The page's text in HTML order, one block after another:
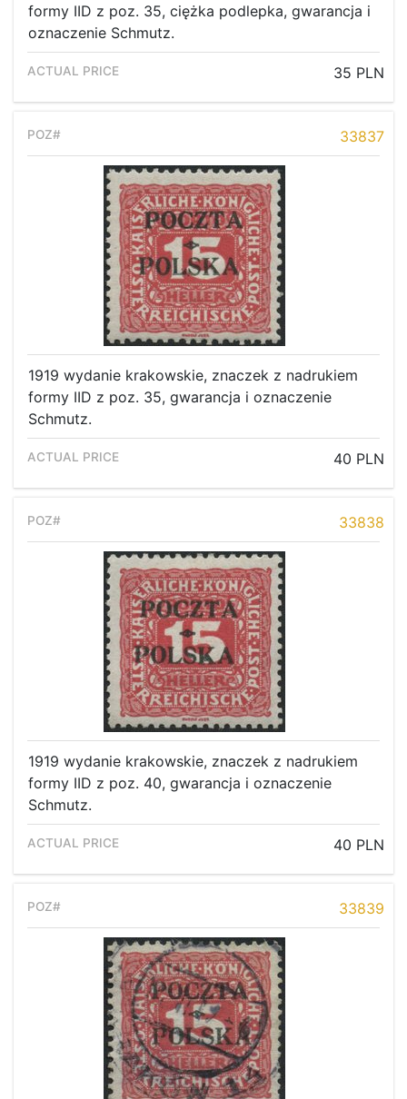
formy IID z poz. 35, ciężka podlepka, gwarancja i
oznaczenie Schmutz.
35 PLN
33837
1919 wydanie krakowskie, znaczek z nadrukiem
formy IID z poz. 35, gwarancja i oznaczenie
Schmutz.
40 PLN
33838
1919 wydanie krakowskie, znaczek z nadrukiem
formy IID z poz. 40, gwarancja i oznaczenie
Schmutz.
40 PLN
33839